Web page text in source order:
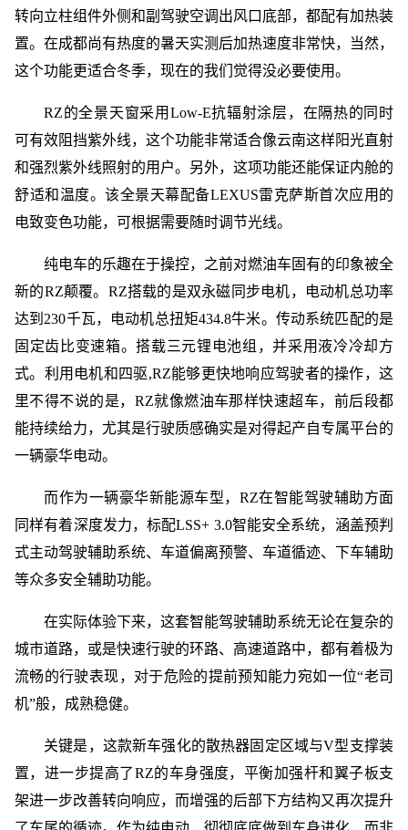
转向立柱组件外侧和副驾驶空调出风口底部，都配有加热装
置。在成都尚有热度的暑天实测后加热速度非常快，当然，
这个功能更适合冬季，现在的我们觉得没必要使用。
RZ的全景天窗采用Low-E抗辐射涂层，在隔热的同时
可有效阻挡紫外线，这个功能非常适合像云南这样阳光直射
和强烈紫外线照射的用户。另外，这项功能还能保证内舱的
舒适和温度。该全景天幕配备LEXUS雷克萨斯首次应用的
电致变色功能，可根据需要随时调节光线。
纯电车的乐趣在于操控，之前对燃油车固有的印象被全
新的RZ颠覆。RZ搭载的是双永磁同步电机，电动机总功率
达到230千瓦，电动机总扭矩434.8牛米。传动系统匹配的是
固定齿比变速箱。搭载三元锂电池组，并采用液冷冷却方
式。利用电机和四驱,RZ能够更快地响应驾驶者的操作，这
里不得不说的是，RZ就像燃油车那样快速超车，前后段都
能持续给力，尤其是行驶质感确实是对得起产自专属平台的
一辆豪华电动。
而作为一辆豪华新能源车型，RZ在智能驾驶辅助方面
同样有着深度发力，标配LSS+ 3.0智能安全系统，涵盖预判
式主动驾驶辅助系统、车道偏离预警、车道循迹、下车辅助
等众多安全辅助功能。
在实际体验下来，这套智能驾驶辅助系统无论在复杂的
城市道路，或是快速行驶的环路、高速道路中，都有着极为
流畅的行驶表现，对于危险的提前预知能力宛如一位“老司
机”般，成熟稳健。
关键是，这款新车强化的散热器固定区域与V型支撑装
置，进一步提高了RZ的车身强度，平衡加强杆和翼子板支
架进一步改善转向响应，而增强的后部下方结构又再次提升